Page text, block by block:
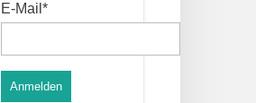
E-Mail*
Anmelden